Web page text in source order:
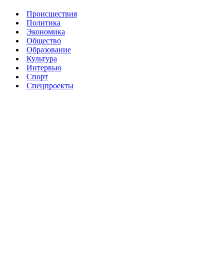
Происшествия
Политика
Экономика
Общество
Образование
Культура
Интервью
Спорт
Спецпроекты